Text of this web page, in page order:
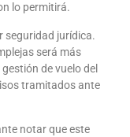
lo permitirá.
seguridad jurídica.
será más
de vuelo del
tramitados ante
notar que este